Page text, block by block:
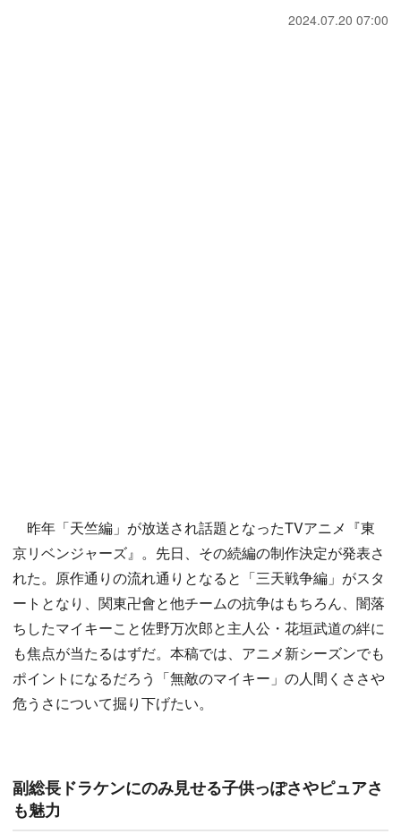
2024.07.20 07:00
昨年「天竺編」が放送され話題となったTVアニメ『東
京リベンジャーズ』。先日、その続編の制作決定が発表さ
れた。原作通りの流れ通りとなると「三天戦争編」がスタ
ートとなり、関東卍會と他チームの抗争はもちろん、闇落
ちしたマイキーこと佐野万次郎と主人公・花垣武道の絆に
も焦点が当たるはずだ。本稿では、アニメ新シーズンでも
ポイントになるだろう「無敵のマイキー」の人間くささや
危うさについて掘り下げたい。
副総長ドラケンにのみ見せる子供っぽさやピュアさ
も魅力